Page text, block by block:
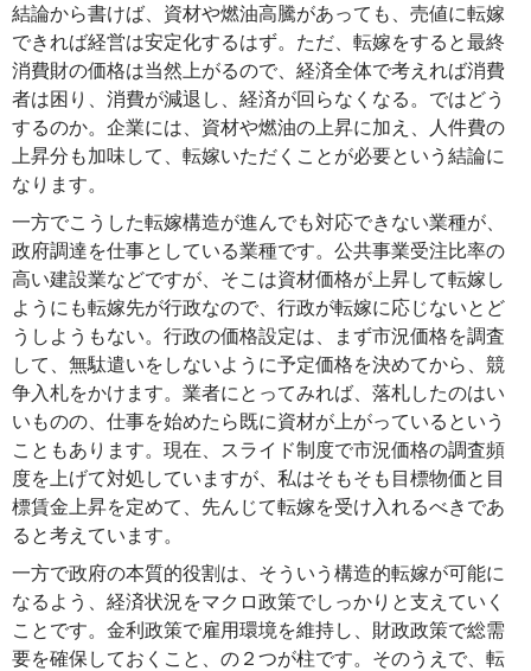
結論から書けば、資材や燃油高騰があっても、売値に転嫁
できれば経営は安定化するはず。ただ、転嫁をすると最終
消費財の価格は当然上がるので、経済全体で考えれば消費
者は困り、消費が減退し、経済が回らなくなる。ではどう
するのか。企業には、資材や燃油の上昇に加え、人件費の
上昇分も加味して、転嫁いただくことが必要という結論に
なります。
一方でこうした転嫁構造が進んでも対応できない業種が、
政府調達を仕事としている業種です。公共事業受注比率の
高い建設業などですが、そこは資材価格が上昇して転嫁し
ようにも転嫁先が行政なので、行政が転嫁に応じないとど
うしようもない。行政の価格設定は、まず市況価格を調査
して、無駄遣いをしないように予定価格を決めてから、競
争入札をかけます。業者にとってみれば、落札したのはい
いものの、仕事を始めたら既に資材が上がっているという
こともあります。現在、スライド制度で市況価格の調査頻
度を上げて対処していますが、私はそもそも目標物価と目
標賃金上昇を定めて、先んじて転嫁を受け入れるべきであ
ると考えています。
一方で政府の本質的役割は、そういう構造的転嫁が可能に
なるよう、経済状況をマクロ政策でしっかりと支えていく
ことです。金利政策で雇用環境を維持し、財政政策で総需
要を確保しておくこと、の２つが柱です。そのうえで、転